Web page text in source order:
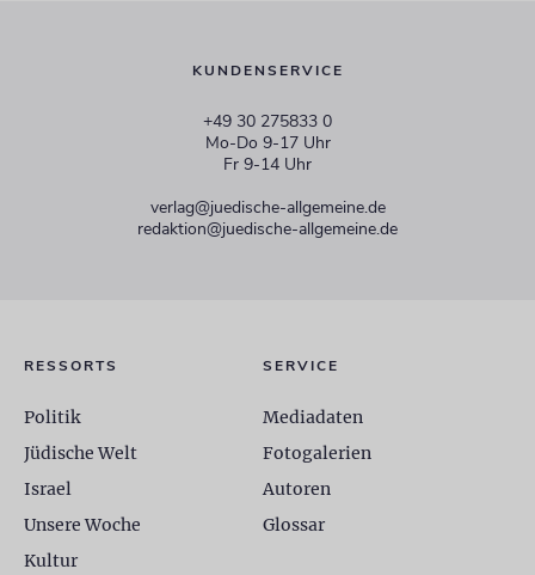
KUNDENSERVICE
+49 30 275833 0
Mo-Do 9-17 Uhr
Fr 9-14 Uhr
verlag@juedische-allgemeine.de
redaktion@juedische-allgemeine.de
RESSORTS
Politik
Jüdische Welt
Israel
Unsere Woche
Kultur
SERVICE
Mediadaten
Fotogalerien
Autoren
Glossar